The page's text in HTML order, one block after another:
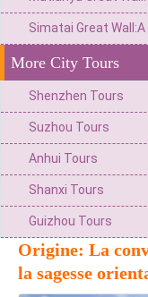
More City Tours
Shenzhen Tours
Suzhou Tours
Anhui Tours
Shanxi Tours
Guizhou Tours
Origine: La
la sagesse